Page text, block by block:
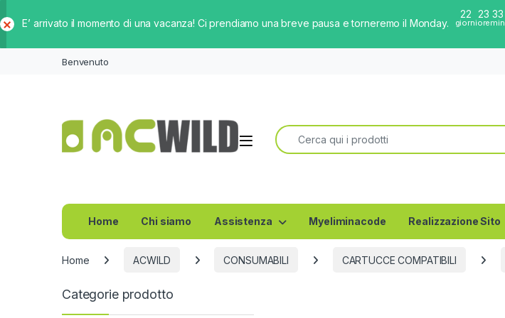
E’ arrivato il momento di una vacanza! Ci prendiamo una breve pausa e torneremo il Monday.
22
giorni
23
ore
33
min
Benvenuto
Ricerca per:
Home Chi siamo Assistenza Myeliminacode Realizzazione Sito
Home ACWILD CONSUMABILI CARTUCCE COMPATIBILI
Categorie prodotto